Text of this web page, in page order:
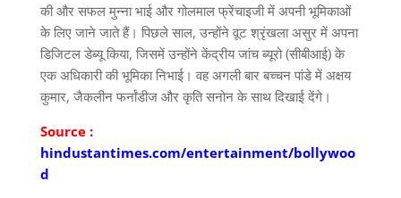
की और सफल मुन्ना भाई और गोलमाल फ्रेंचाइजी में अपनी भूमिकाओं
के लिए जाने जाते हैं। पिछले साल, उन्होंने वूट श्रृंखला असुर में अपना
डिजिटल डेब्यू किया, जिसमें उन्होंने केंद्रीय जांच ब्यूरो (सीबीआई) के
एक अधिकारी की भूमिका निभाई। वह अगली बार बच्चन पांडे में अक्षय
कुमार, जैकलीन फर्नांडीज और कृति सनोन के साथ दिखाई देंगे।
Source :
hindustantimes.com/entertainment/bollywoo
d